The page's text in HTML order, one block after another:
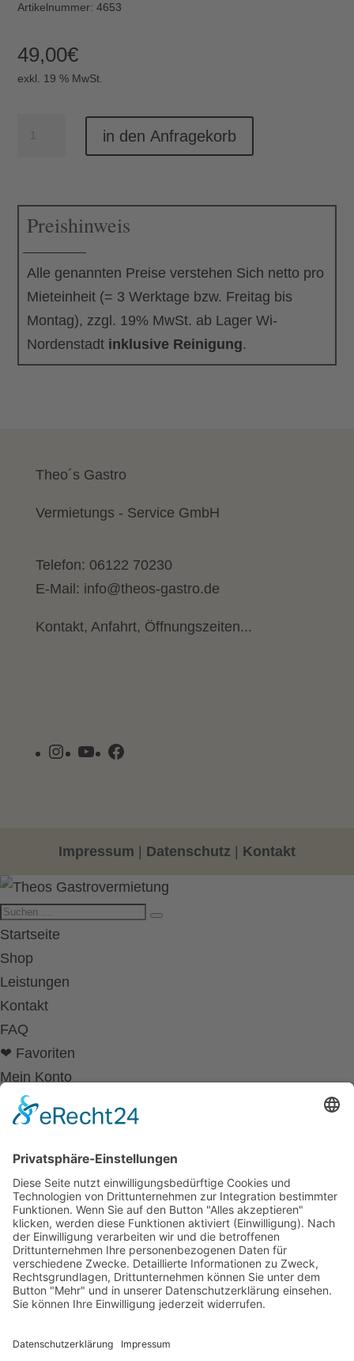
Artikelnummer:4653
49,00€
exkl. 19 % MwSt.
in den Anfragekorb
Preishinweis
Alle genannten Preise verstehen Sich netto pro
Mieteinheit (= 3 Werktage bzw. Freitag bis
Montag), zzgl. 19% MwSt. ab Lager Wi-
Nordenstadt inklusive Reinigung.
Theo´s Gastro
Vermietungs - Service GmbH
Telefon: 06122 70230
E-Mail: info@theos-gastro.de
Kontakt, Anfahrt, Öffnungszeiten...
Instagram
YouTubeFacebook
Impressum Datenschutz Kontakt
Startseite
Shop
Leistungen
Kontakt
FAQ
❤ Favoriten
Mein Konto
Betriebsferien
Wir befinden uns vom
19.12.2025 bis einschließlich 07.01.2026
in unseren Betriebsferien.
In dieser Zeit werden Anfragen
kann es zu Verzögerungen bei der